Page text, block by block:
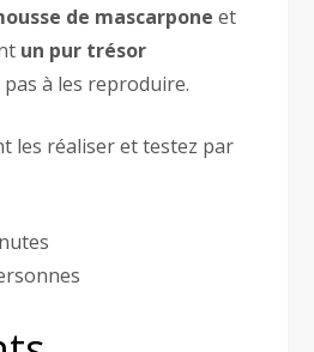
de mascarponeet
un pur trésor
pas à les reproduire.
les réaliser et testez par